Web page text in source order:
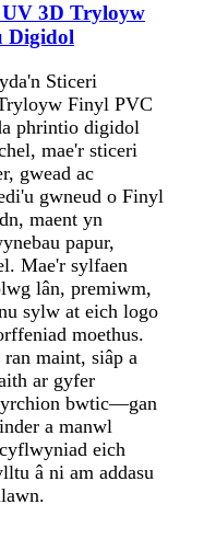
3D Tryloyw
Digidol
Sticeri
Finyl PVC
phrintio digidol
mae'r sticeri
gwead ac
gwneud o Finyl
maent yn
papur,
Mae'r sylfaen
lân, premiwm,
sylw at eich logo
moethus.
maint, siâp a
ar gyfer
bwtic—gan
a manwl
eich
â ni am addasu